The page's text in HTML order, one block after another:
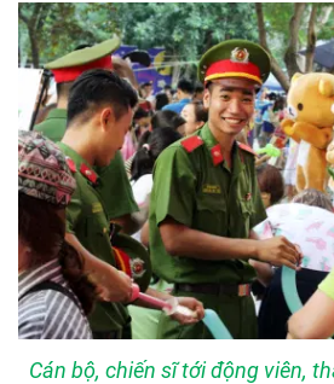
Cán bộ, chiến sĩ tới động viên,